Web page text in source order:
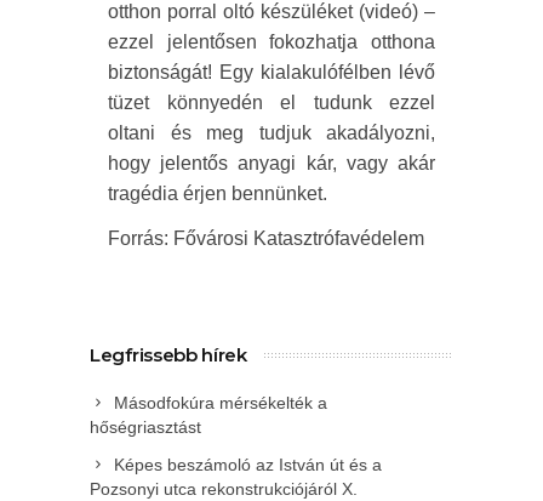
otthon porral oltó készüléket (videó) –
ezzel jelentősen fokozhatja otthona
biztonságát! Egy kialakulófélben lévő
tüzet könnyedén el tudunk ezzel
oltani és meg tudjuk akadályozni,
hogy jelentős anyagi kár, vagy akár
tragédia érjen bennünket.
Forrás: Fővárosi Katasztrófavédelem
Legfrissebb hírek
Másodfokúra mérsékelték a
hőségriasztást
Képes beszámoló az István út és a
Pozsonyi utca rekonstrukciójáról X.